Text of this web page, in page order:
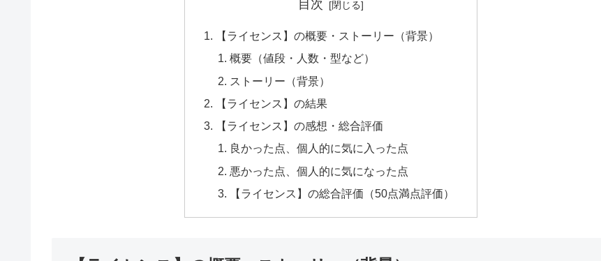
目次
【ライセンス】の概要・ストーリー（背景）
概要（値段・人数・型など）
ストーリー（背景）
【ライセンス】の結果
【ライセンス】の感想・総合評価
良かった点、個人的に気に入った点
悪かった点、個人的に気になった点
【ライセンス】の総合評価（50点満点評価）